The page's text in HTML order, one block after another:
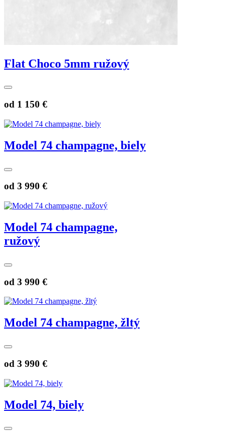
Flat Choco 5mm ružový
od 1 150 €
Model 74 champagne, biely
od 3 990 €
Model 74 champagne,
ružový
od 3 990 €
Model 74 champagne, žltý
od 3 990 €
Model 74, biely